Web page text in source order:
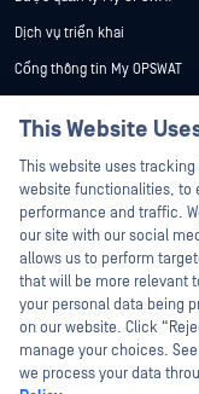
Dịch vụ triển khai
Cổng thông tin My OPSWAT
Đào tạo
Chương trình Xử lý Lỗ hổng
Đối tác
Chứng nhận
Đối tác công nghệ
Chương trình đối tác kênh
©2026 OPSWAT Công ty
This Website
This website uses
website functionalities, to
performance and traffic.
our site with our social
allows us to perform
that will be more relevant
your personal data being
on our website. Click
manage your choices.
we process your data